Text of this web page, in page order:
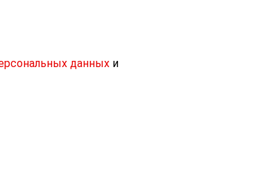
данных и